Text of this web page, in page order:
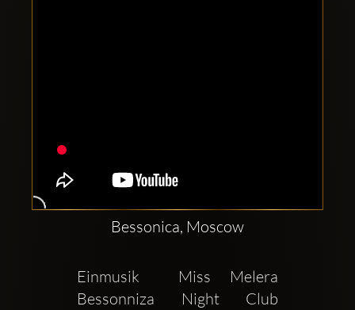
Bessonica, Moscow
Einmusik  Miss Melera
Bessonniza Night Club